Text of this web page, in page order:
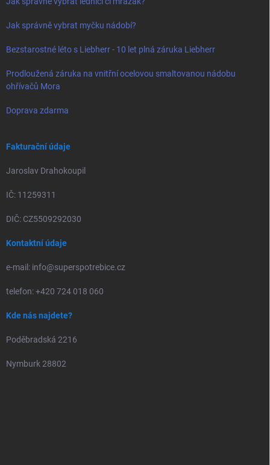
Jak správně vybrat myčku nádobí?
Bezstarostné léto s Liebherr - 10 let plná záruka Liebherr
Prodloužená záruka na vnitřní ocelovou smaltovanou nádobu
ohřívačů Mora
Doprava zdarma
Fakturační údaje
Jaroslav Drahokoupil
IČ: 11259311
DIČ: CZ5509292030
Kontaktní údaje
e-mail: info@superspotrebice.cz
telefon: +420 724 018 060
Kde nás najdete?
Poděbradská 2216
Nymburk 28802